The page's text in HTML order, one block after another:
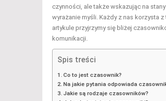
czynności, ale także wskazując na
wyrażanie myśli. Każdy z nas korzysta
artykule przyjrzymy się bliżej
komunikacji.
Spis treści
Co to jest czasownik?
Na jakie pytania odpowiada
Jakie są rodzaje czasowników?